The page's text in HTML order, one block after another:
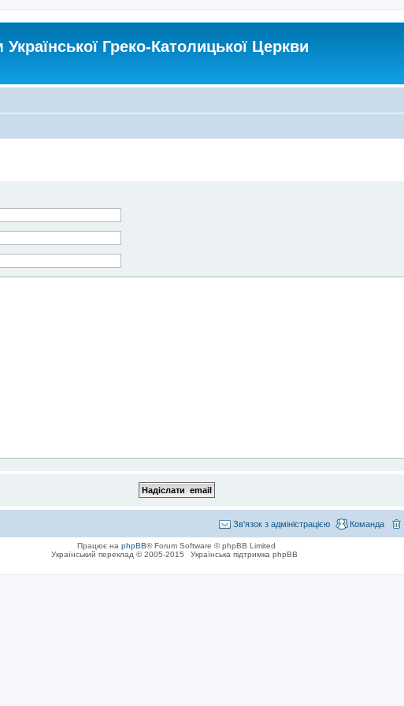
Греко-Католицької Церкви
Команда
Зв'язок з адміністрацією
Працює на phpBB® Forum Software © phpBB Limited
Український переклад © 2005-2015
Українська підтримка phpBB